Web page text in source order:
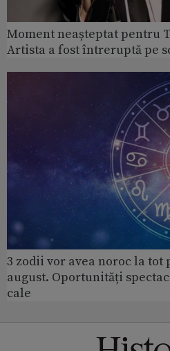
Moment neașteptat pentru
Artista a fost întreruptă pe
3 zodii vor avea noroc la tot
august. Oportunități
cale